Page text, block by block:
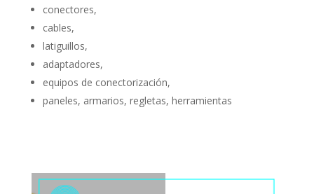
conectores,
cables,
latiguillos,
adaptadores,
equipos de conectorización,
paneles, armarios, regletas, herramientas